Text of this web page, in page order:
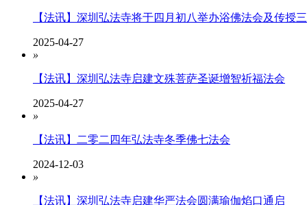
【法讯】深圳弘法寺将于四月初八举办浴佛法会及传授
2025-04-27
»
【法讯】深圳弘法寺启建文殊菩萨圣诞增智祈福法会
2025-04-27
»
【法讯】二零二四年弘法寺冬季佛七法会
2024-12-03
»
【法讯】深圳弘法寺启建华严法会圆满瑜伽焰口通启